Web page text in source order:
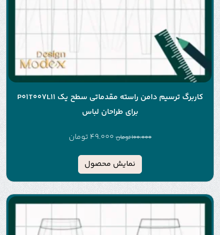
کاربرگ ترسیم دامن راسته مقدماتی سطح یک P01T007L11
برای طراحان لباس
100.000تومان 49.000 تومان
نمایش محصول